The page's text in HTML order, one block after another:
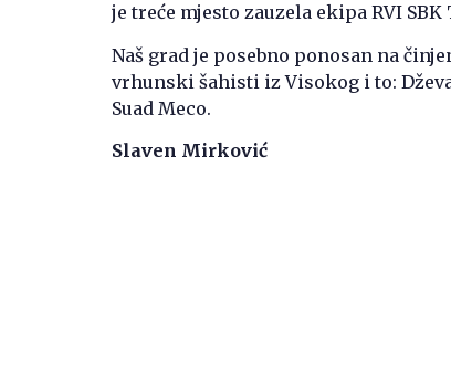
je treće mjesto zauzela ekipa RVI SBK
Naš grad je posebno ponosan na
vrhunski šahisti iz Visokog i to:
Suad Meco.
Slaven Mirković